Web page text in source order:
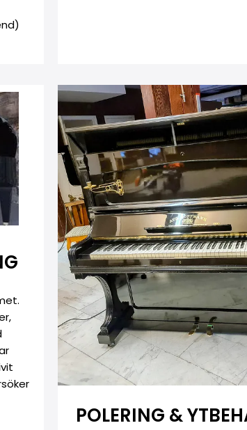
POLERING &